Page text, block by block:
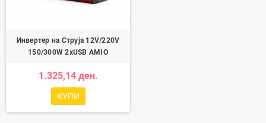
Инвертер на Струја 12V/220V
150/300W 2xUSB AMIO
1.325,14 ден.
КУПИ